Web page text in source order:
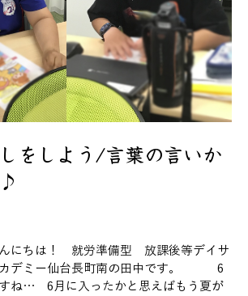
をしよう/言葉の言いか
ちは！ 就労準備型 放課後等デイサ
デミー仙台長町南の田中です。 6
すね… 6月に入ったかと思えばもう夏が